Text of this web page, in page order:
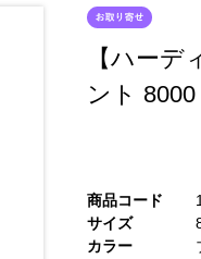
【ハー
ント
商品コード
サイズ
カラー